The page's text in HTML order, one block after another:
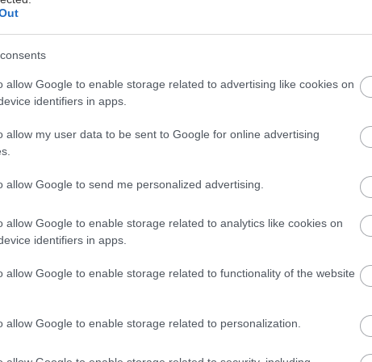
allow Google to enable storage related to advertising like cookies on
identifiers in apps.
allow my user data to be sent to Google for online advertising
allow Google to send me personalized advertising.
allow Google to enable storage related to analytics like cookies on
identifiers in apps.
allow Google to enable storage related to functionality of the website
allow Google to enable storage related to personalization.
σπινθήρες είναι μικρές, απρόβλεπτες εκλάμψεις.
χωρίς διάρκεια, αλλά με ένταση.
γίνει ύλη. Κάθε μεγάλη θεατρική στιγμή, κάθε
κάτι μικρό, στιγμιαίο, αλλά εκρηκτικό - έναν
την πρώτη ανάγκη: μια ιδέα που ζητά να ειπωθεί,
μια ομάδα που δοκιμάζει να σταθεί μπροστά στο
τη διαδρομή που θα ακολουθήσει. Εδώ και 16 χρόνια,
στον χώρο, όπου αυτοί οι δημιουργικοί